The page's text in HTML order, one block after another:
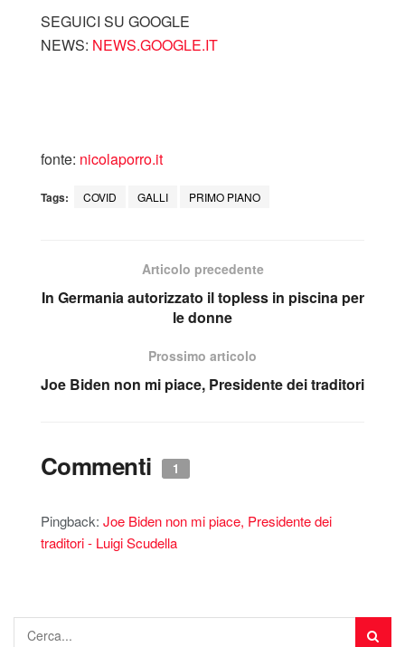
SEGUICI SU GOOGLE
NEWS: NEWS.GOOGLE.IT
fonte: nicolaporro.it
Tags: COVID GALLI PRIMO PIANO
Articolo precedente
In Germania autorizzato il topless in piscina per
le donne
Prossimo articolo
Joe Biden non mi piace, Presidente dei traditori
Commenti 1
Pingback: Joe Biden non mi piace, Presidente dei
traditori - Luigi Scudella